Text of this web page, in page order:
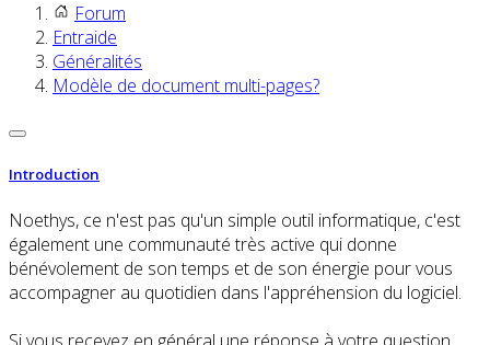
Forum
Entraide
Généralités
Modèle de document multi-pages?
Introduction
Noethys, ce n'est pas qu'un simple outil informatique, c'est
également une communauté très active qui donne
bénévolement de son temps et de son énergie pour vous
accompagner au quotidien dans l'appréhension du logiciel.